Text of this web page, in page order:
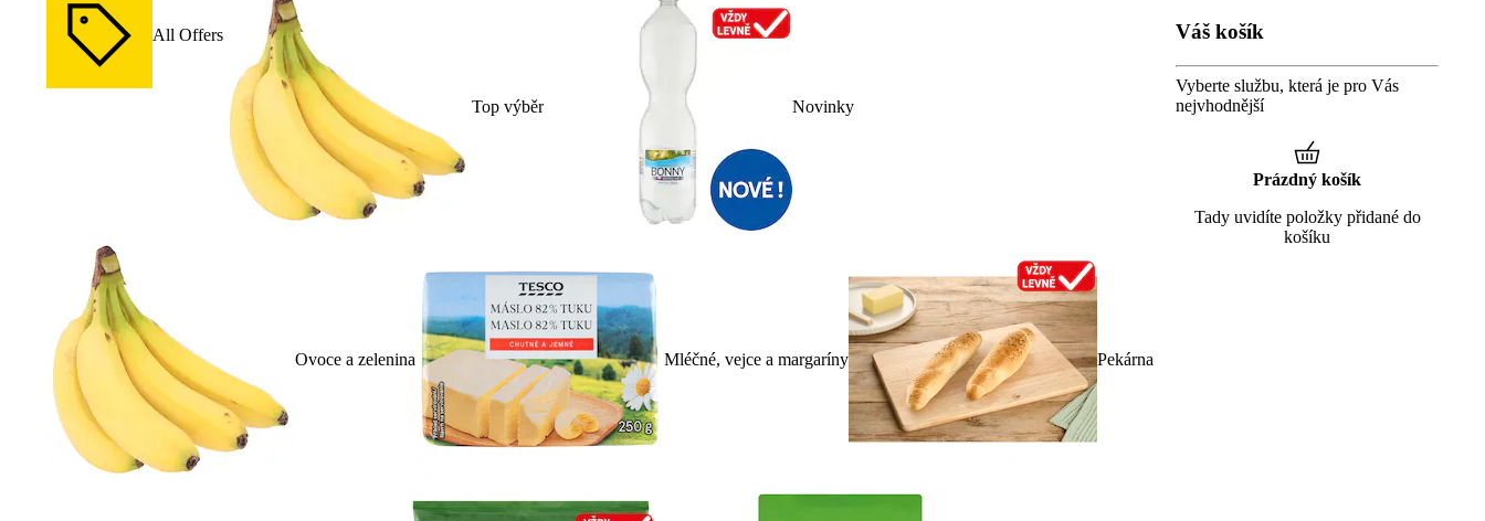
All Offers
Top výběr Novinky
Ovoce a zelenina Mléčné, vejce a margaríny Pekárna
Váš košík
Vyberte službu, která je pro Vás
nejvhodnější
Prázdný košík
Tady uvidíte položky přidané do
košíku